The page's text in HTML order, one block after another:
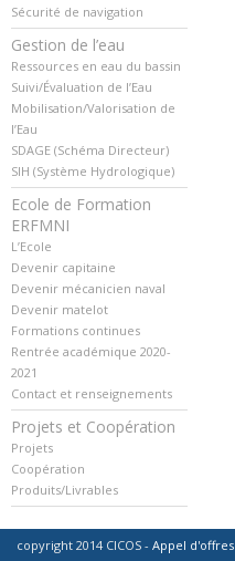
Sécurité de navigation
Gestion de l’eau
Ressources en eau du bassin
Suivi/Évaluation de l’Eau
Mobilisation/Valorisation de
l’Eau
SDAGE (Schéma Directeur)
SIH (Système Hydrologique)
Ecole de Formation
ERFMNI
L’Ecole
Devenir capitaine
Devenir mécanicien naval
Devenir matelot
Formations continues
Rentrée académique 2020-
2021
Contact et renseignements
Projets et Coopération
Projets
Coopération
Produits/Livrables
copyright 2014 CICOS - Appel d'offres